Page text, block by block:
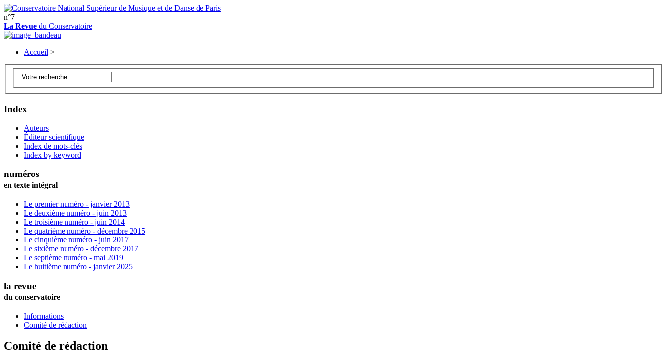
n°7
La Revue du Conservatoire
Accueil >
Index
Auteurs
Éditeur scientifique
Index de mots-clés
Index by keyword
numéros
en texte intégral
Le premier numéro - janvier 2013
Le deuxième numéro - juin 2013
Le troisième numéro - juin 2014
Le quatrième numéro - décembre 2015
Le cinquième numéro - juin 2017
Le sixième numéro - décembre 2017
Le septième numéro - mai 2019
Le huitième numéro - janvier 2025
la revue
du conservatoire
Informations
Comité de rédaction
Comité de rédaction